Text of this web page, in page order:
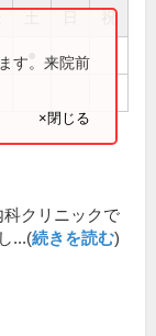
祝
す。来院前
×閉じる
クリニックで
...(続きを読む)